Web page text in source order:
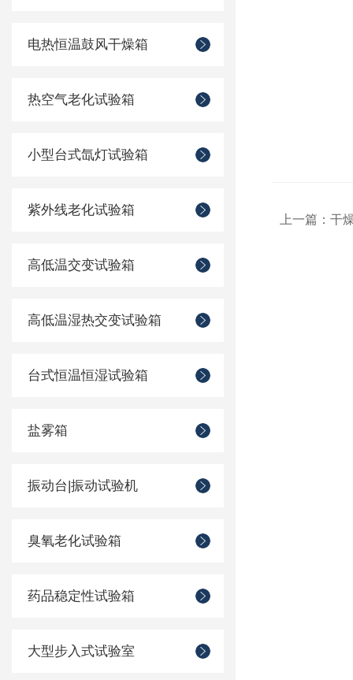
电热恒温鼓风干燥箱
热空气老化试验箱
小型台式氙灯试验箱
紫外线老化试验箱
高低温交变试验箱
高低温湿热交变试验箱
台式恒温恒湿试验箱
盐雾箱
振动台|振动试验机
臭氧老化试验箱
药品稳定性试验箱
大型步入式试验室
上一篇： 干